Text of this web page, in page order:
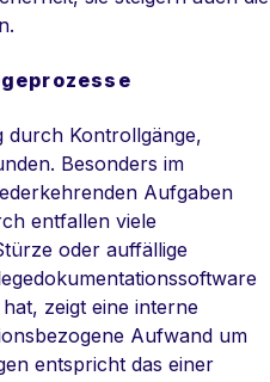
durch Kontrollgänge,
Besonders im
Aufgaben
entfallen viele
oder auffällige
zeigt eine interne
Aufwand um
entspricht das einer